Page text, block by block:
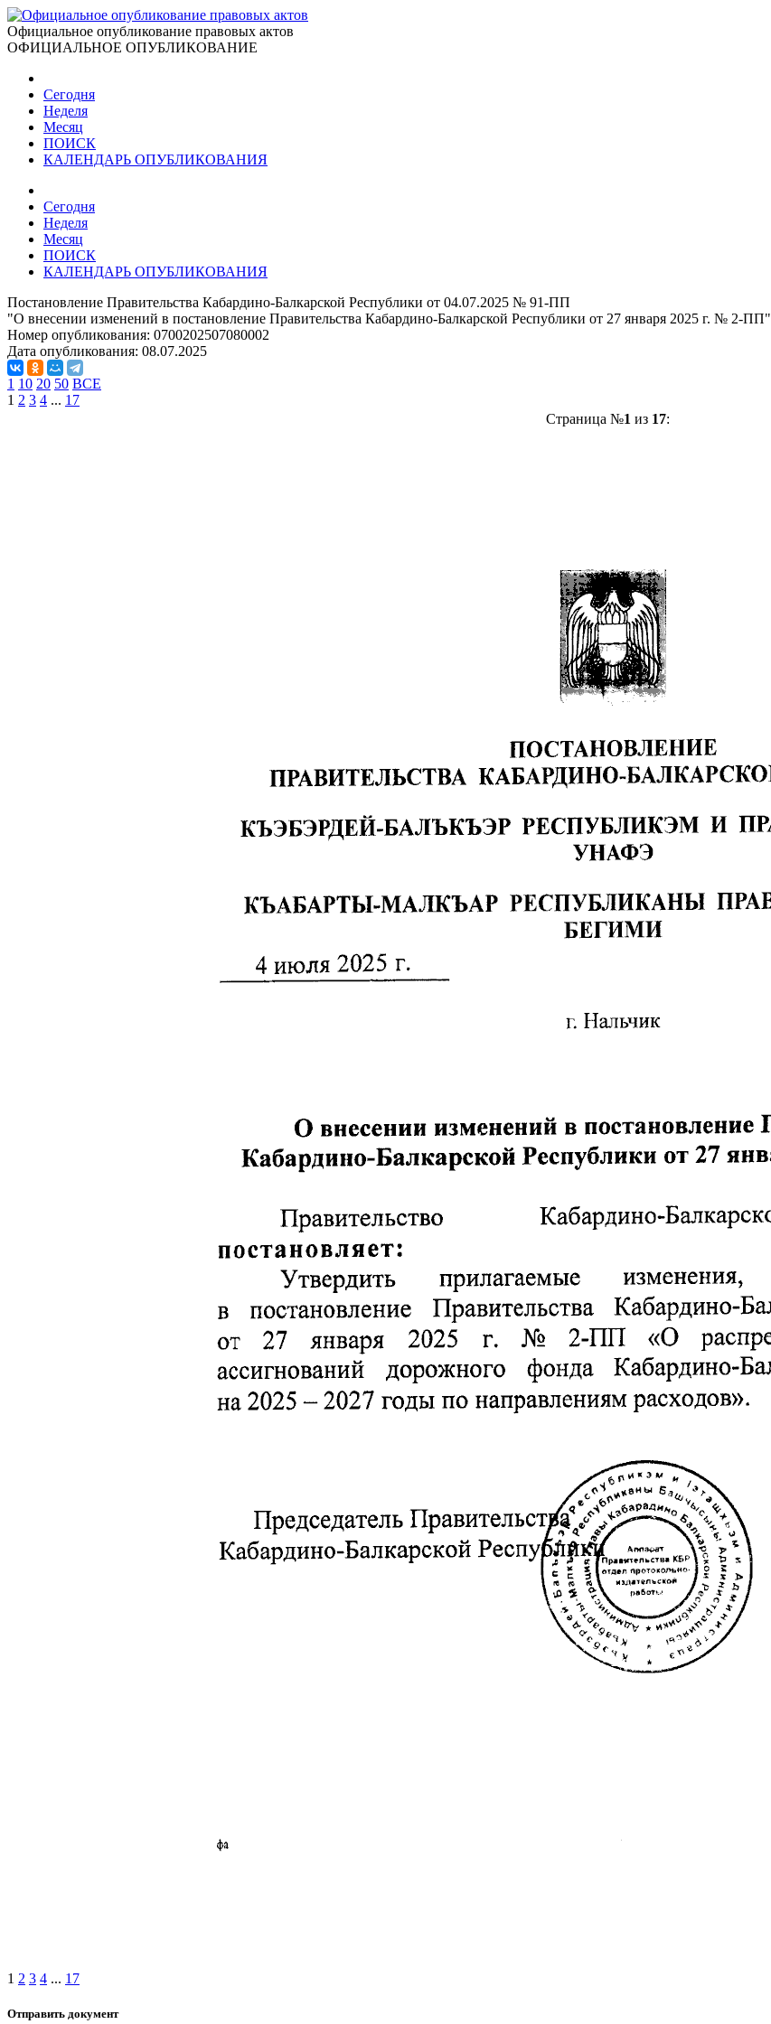
Официальное опубликование правовых актов
ОФИЦИАЛЬНОЕ ОПУБЛИКОВАНИЕ
Сегодня
Неделя
Месяц
ПОИСК
КАЛЕНДАРЬ ОПУБЛИКОВАНИЯ
Сегодня
Неделя
Месяц
ПОИСК
КАЛЕНДАРЬ ОПУБЛИКОВАНИЯ
Постановление Правительства Кабардино-Балкарской Республики от 04.07.2025 № 91-ПП
"О внесении изменений в постановление Правительства Кабардино-Балкарской Республики от 27 января 2025 г. № 2-ПП"
Номер опубликования: 0700202507080002
Дата опубликования: 08.07.2025
1 10 20 50 ВСЕ
1 2 3 4 ... 17
Страница №1 из 17:
1 2 3 4 ... 17
Отправить документ